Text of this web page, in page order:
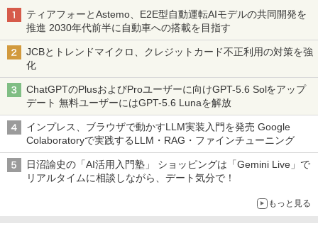
200%になる
￥2,090
実践Claude Code入門―現場で活用する
ためのAIコーディングの思考法
￥3,300
4
【Amazon.co.jp限定】MSI GeForce R
TX 5060 Ti 16G VENTUS 2X OC PLUS
A5クリアファイル同梱版 グラフィック
スボード VD9397
￥110,909
5
ASUS NVIDIA GeForce RTX 5070Ti ビ
デオカード 16GB GDDR7 PCI Express
5.0 / PRIME-RTX5070TI-O16G 国内正規
代理店品
4
TEAMGROUP (旧称 Team) T-FORCE D
Bx2枚) CL38 PC5-48000 デスクトップ
用 メモリ ホワイト Intel XMP3.0 / AMD
EXPO 両対応【TEAMジャパン 国内正規
品・メーカー無期限保証】FF4D532G60
00HC38ADC01
￥76,880
シリコンパワー デスクトップPC用 メモ
ティアフォーとAstemo、E2E型自動運転AIモデルの共同開発を
推進 2030年代前半に自動車への搭載を目指す
JCBとトレンドマイクロ、クレジットカード不正利用の対策を強
化
ChatGPTのPlusおよびProユーザーに向けGPT-5.6 Solをアップ
デート 無料ユーザーにはGPT-5.6 Lunaを解放
インプレス、ブラウザで動かすLLM実装入門を発売 Google
Colaboratoryで実践するLLM・RAG・ファインチューニング
日沼諭史の「AI活用入門塾」 ショッピングは「Gemini Live」で
リアルタイムに相談しながら、デート気分で！
もっと見る